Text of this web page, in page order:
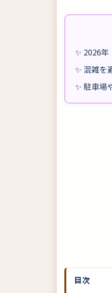
✨ 2026
✨ 混雑を
✨ 駐車場
目次